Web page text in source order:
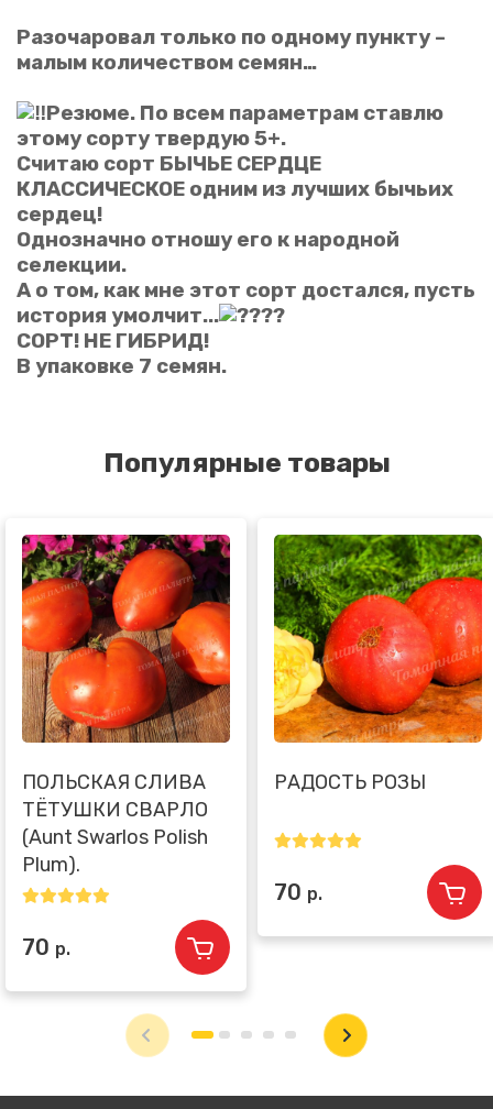
Разочаровал только по одному пункту –
малым количеством семян…
Резюме. По всем параметрам ставлю
этому сорту твердую 5+.
Считаю сорт БЫЧЬЕ СЕРДЦЕ
КЛАССИЧЕСКОЕ одним из лучших бычьих
сердец!
Однозначно отношу его к народной
селекции.
А о том, как мне этот сорт достался, пусть
история умолчит...
СОРТ! НЕ ГИБРИД!
В упаковке 7 семян.
Популярные товары
ПОЛЬСКАЯ СЛИВА
ТЁТУШКИ СВАРЛО
(Aunt Swarlos Polish
Plum).
70 р.
РАДОСТЬ РОЗЫ
70 р.